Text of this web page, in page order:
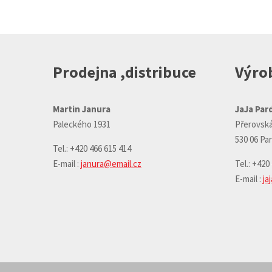
Prodejna ,distribuce
Martin Janura
Paleckého 1931
Tel.: +420 466 615 414
E-mail : janura@email.cz
JaJa
530 06
Tel.: +420
E-mail :